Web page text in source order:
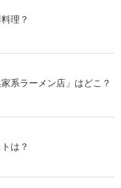
理？
系ラーメン店」はどこ？
は？